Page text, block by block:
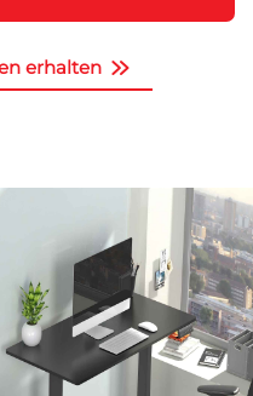
Sourcing und
erhalten